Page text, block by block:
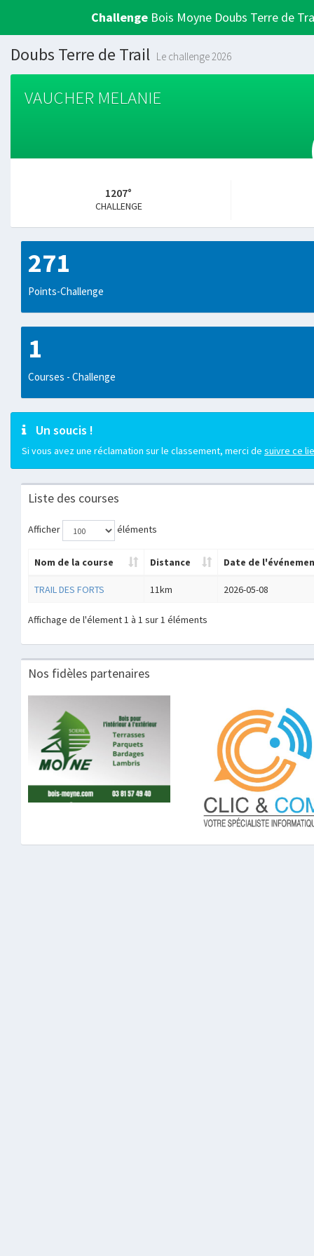
Challenge Bois Moyne Doubs Terre de
Doubs Terre de Trail Le challenge 2026
VAUCHER MELANIE
1207°
CHALLENGE
271
Points-Challenge
1
Courses - Challenge
Un soucis !
Si vous avez une réclamation sur le classement, merci de suivre ce
Liste des courses
Afficher éléments
Nom de la course Distance Date de
TRAIL DES FORTS 11km 2026-05-08
Affichage de l'élement 1 à 1 sur 1 éléments
Nos fidèles partenaires